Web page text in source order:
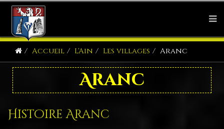
Accueil L'Ain Les villages Aranc
Aranc
Histoire Aranc